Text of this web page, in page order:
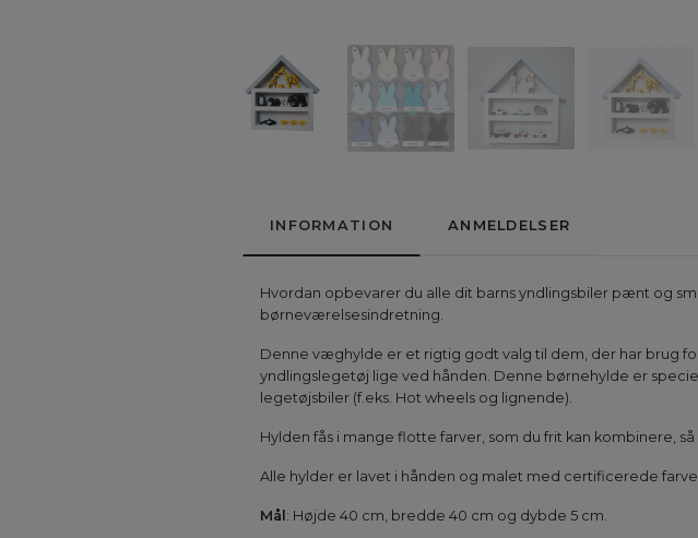
INFORMATION ANMELDELSER
Hvordan opbevarer du alle dit barns yndlingsbiler pænt og
børneværelsesindretning.
Denne væghylde er et rigtig godt valg til dem, der har brug
yndlingslegetøj lige ved hånden. Denne børnehylde er
legetøjsbiler (f.eks. Hot wheels og lignende).
Hylden fås i mange flotte farver, som du frit kan kombinere,
Alle hylder er lavet i hånden og malet med certificerede
Mål : Højde 40 cm, bredde 40 cm og dybde 5 cm.